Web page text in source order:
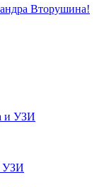
Вторушина!
УЗИ